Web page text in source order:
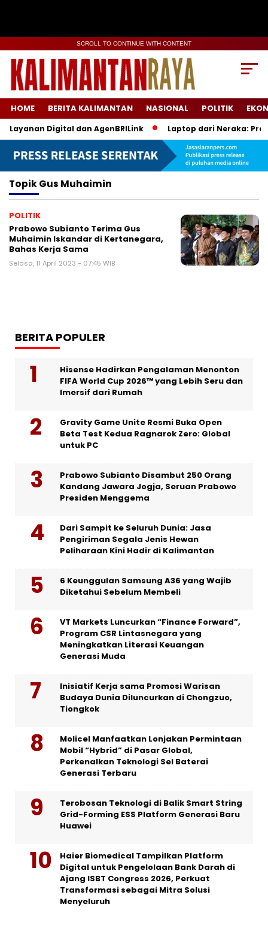
SCROLL TO CONTINUE WITH CONTENT
HOME BERITA KALIMANTAN NASIONAL POLITIK
Digital dan AgenBRILink Laptop dari Neraka:
TopikGus Muhaimin
POLITIK
Prabowo Subianto Terima Gus
Muhaimin Iskandar di Kertanegara,
Bahas Kerja Sama
Selasa, 11 April 2023 - 07:45 WIB
BERITA POPULER
Hisense Hadirkan Pengalaman Menonton
FIFA World Cup 2026™ yang Lebih Seru dan
Imersif dari Rumah
Gravity Game Unite Resmi Buka Open
Beta Test Kedua Ragnarok Zero: Global
untuk PC
Prabowo Subianto Disambut 250 Orang
Kandang Jawara Jogja, Seruan Prabowo
Presiden Menggema
Dari Sampit ke Seluruh Dunia: Jasa
Pengiriman Segala Jenis Hewan
Peliharaan Kini Hadir di Kalimantan
6 Keunggulan Samsung A36 yang Wajib
Diketahui Sebelum Membeli
VT Markets Luncurkan “Finance Forward”,
Program CSR Lintasnegara yang
Meningkatkan Literasi Keuangan
Generasi Muda
Inisiatif Kerja sama Promosi Warisan
Budaya Dunia Diluncurkan di Chongzuo,
Tiongkok
Molicel Manfaatkan Lonjakan Permintaan
Mobil “Hybrid” di Pasar Global,
Perkenalkan Teknologi Sel Baterai
Generasi Terbaru
Terobosan Teknologi di Balik Smart String
Grid-Forming ESS Platform Generasi Baru
Huawei
Haier Biomedical Tampilkan Platform
Digital untuk Pengelolaan Bank Darah di
Ajang ISBT Congress 2026, Perkuat
Transformasi sebagai Mitra Solusi
Menyeluruh